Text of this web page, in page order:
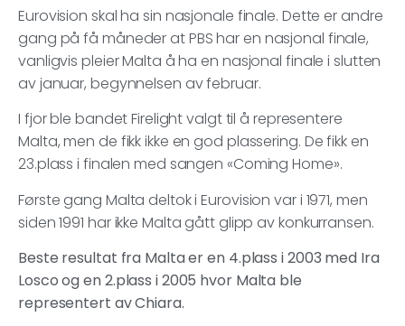
Eurovision skal ha sin nasjonale finale. Dette er andre
gang på få måneder at PBS har en nasjonal finale,
vanligvis pleier Malta å ha en nasjonal finale i slutten
av januar, begynnelsen av februar.
I fjor ble bandet Firelight valgt til å representere
Malta, men de fikk ikke en god plassering. De fikk en
23.plass i finalen med sangen «Coming Home».
Første gang Malta deltok i Eurovision var i 1971, men
siden 1991 har ikke Malta gått glipp av konkurransen.
Beste resultat fra Malta er en 4.plass i 2003 med Ira
Losco og en 2.plass i 2005 hvor Malta ble
representert av Chiara.